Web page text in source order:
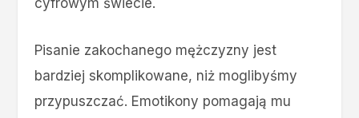
Pisanie zakochanego mężczyzny jest
bardziej skomplikowane, niż moglibyśmy
przypuszczać. Emotikony pomagają mu